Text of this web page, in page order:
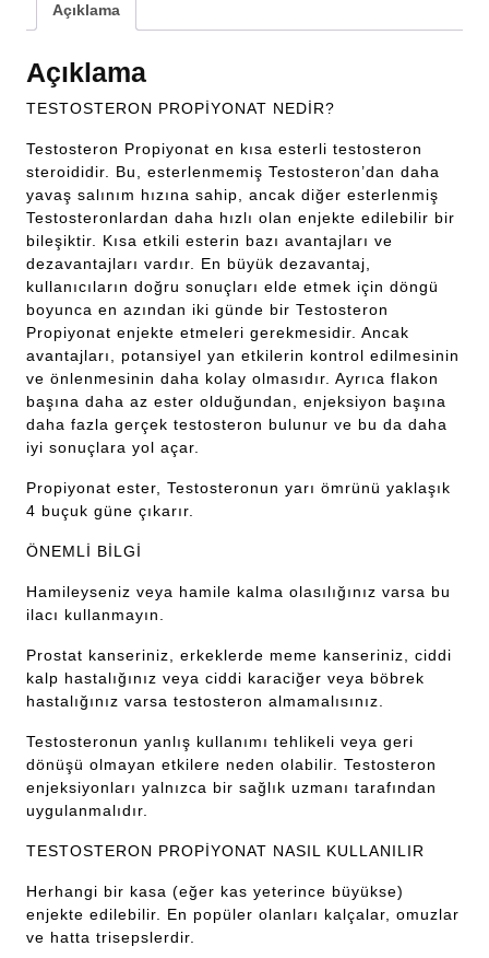
Açıklama
Açıklama
TESTOSTERON PROPİYONAT NEDİR?
Testosteron Propiyonat en kısa esterli testosteron
steroididir. Bu, esterlenmemiş Testosteron’dan daha
yavaş salınım hızına sahip, ancak diğer esterlenmiş
Testosteronlardan daha hızlı olan enjekte edilebilir bir
bileşiktir. Kısa etkili esterin bazı avantajları ve
dezavantajları vardır. En büyük dezavantaj,
kullanıcıların doğru sonuçları elde etmek için döngü
boyunca en azından iki günde bir Testosteron
Propiyonat enjekte etmeleri gerekmesidir. Ancak
avantajları, potansiyel yan etkilerin kontrol edilmesinin
ve önlenmesinin daha kolay olmasıdır. Ayrıca flakon
başına daha az ester olduğundan, enjeksiyon başına
daha fazla gerçek testosteron bulunur ve bu da daha
iyi sonuçlara yol açar.
Propiyonat ester, Testosteronun yarı ömrünü yaklaşık
4 buçuk güne çıkarır.
ÖNEMLİ BİLGİ
Hamileyseniz veya hamile kalma olasılığınız varsa bu
ilacı kullanmayın.
Prostat kanseriniz, erkeklerde meme kanseriniz, ciddi
kalp hastalığınız veya ciddi karaciğer veya böbrek
hastalığınız varsa testosteron almamalısınız.
Testosteronun yanlış kullanımı tehlikeli veya geri
dönüşü olmayan etkilere neden olabilir. Testosteron
enjeksiyonları yalnızca bir sağlık uzmanı tarafından
uygulanmalıdır.
TESTOSTERON PROPİYONAT NASIL KULLANILIR
Herhangi bir kasa (eğer kas yeterince büyükse)
enjekte edilebilir. En popüler olanları kalçalar, omuzlar
ve hatta trisepslerdir.